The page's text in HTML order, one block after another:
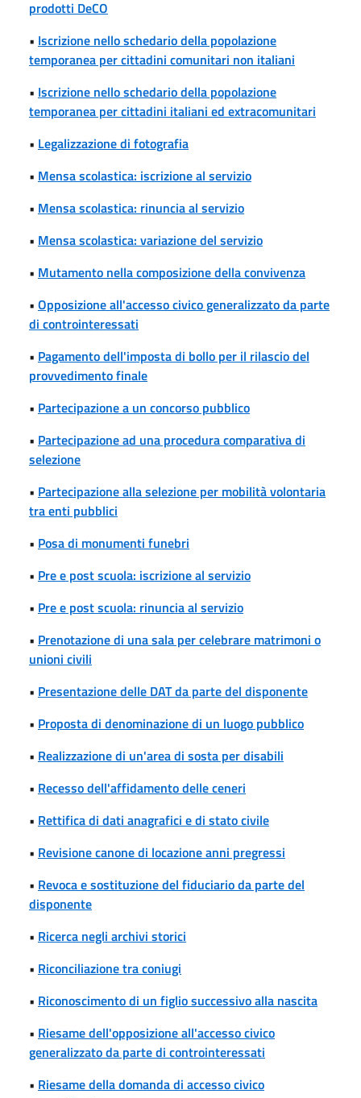
prodotti DeCO
• Iscrizione nello schedario della popolazione
temporanea per cittadini comunitari non italiani
• Iscrizione nello schedario della popolazione
temporanea per cittadini italiani ed extracomunitari
• Legalizzazione di fotografia
• Mensa scolastica: iscrizione al servizio
• Mensa scolastica: rinuncia al servizio
• Mensa scolastica: variazione del servizio
• Mutamento nella composizione della convivenza
• Opposizione all'accesso civico generalizzato da parte
di controinteressati
• Pagamento dell'imposta di bollo per il rilascio del
provvedimento finale
• Partecipazione a un concorso pubblico
• Partecipazione ad una procedura comparativa di
selezione
• Partecipazione alla selezione per mobilità volontaria
tra enti pubblici
• Posa di monumenti funebri
• Pre e post scuola: iscrizione al servizio
• Pre e post scuola: rinuncia al servizio
• Prenotazione di una sala per celebrare matrimoni o
unioni civili
• Presentazione delle DAT da parte del disponente
• Proposta di denominazione di un luogo pubblico
• Realizzazione di un'area di sosta per disabili
• Recesso dell'affidamento delle ceneri
• Rettifica di dati anagrafici e di stato civile
• Revisione canone di locazione anni pregressi
• Revoca e sostituzione del fiduciario da parte del
disponente
• Ricerca negli archivi storici
• Riconciliazione tra coniugi
• Riconoscimento di un figlio successivo alla nascita
• Riesame dell'opposizione all'accesso civico
generalizzato da parte di controinteressati
• Riesame della domanda di accesso civico